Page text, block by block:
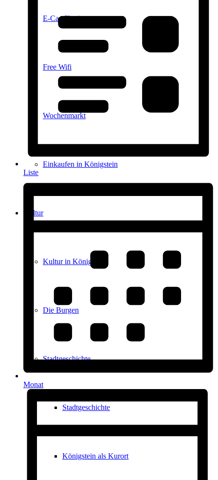
E-Car-Sharing
Free Wifi
Wochenmarkt
Einkaufen in Königstein
Kultur
Kultur in Königstein
Die Burgen
Stadtgeschichte
Stadtgeschichte
Königstein als Kurort
Liste
Monat